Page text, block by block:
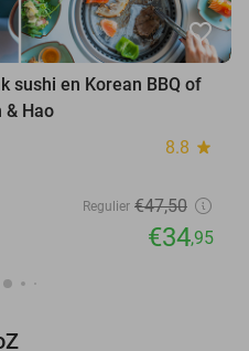
favorite_border
sushi en Korean BBQ of
& Hao
8.8 star
Regulier €47,50
€34,95